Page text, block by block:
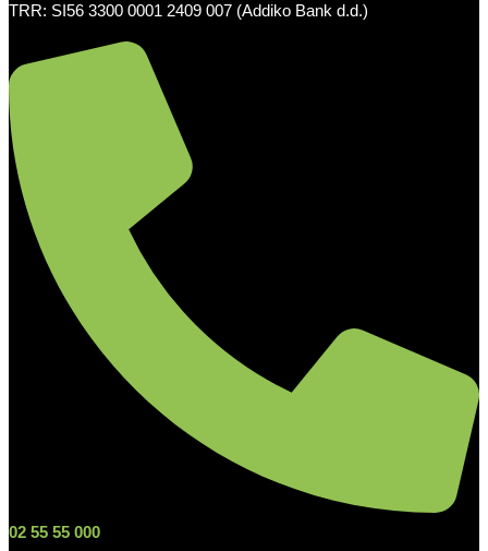
TRR: SI56 3300 0001 2409 007 (Addiko Bank d.d.)
02 55 55 000